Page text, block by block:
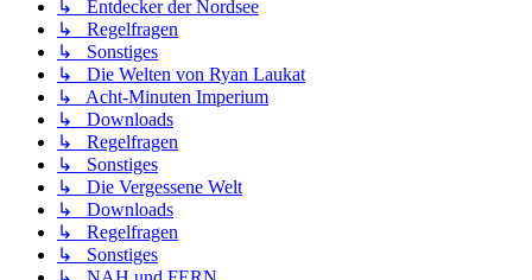
↳ Entdecker der Nordsee
↳ Regelfragen
↳ Sonstiges
↳ Die Welten von Ryan Laukat
↳ Acht-Minuten Imperium
↳ Downloads
↳ Regelfragen
↳ Sonstiges
↳ Die Vergessene Welt
↳ Downloads
↳ Regelfragen
↳ Sonstiges